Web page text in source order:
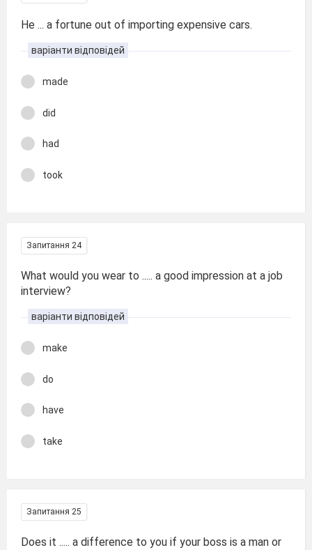
He ... a fortune out of importing expensive cars.
варіанти відповідей
made
did
had
took
Запитання 24
What would you wear to ..... a good impression at a job
interview?
варіанти відповідей
make
do
have
take
Запитання 25
Does it ..... a difference to you if your boss is a man or